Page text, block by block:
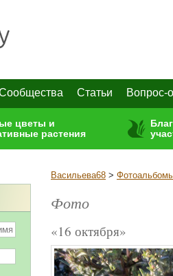
Статьи Вопрос-
цветы и
растения
Васильева68 >
Фото
«16 октября»